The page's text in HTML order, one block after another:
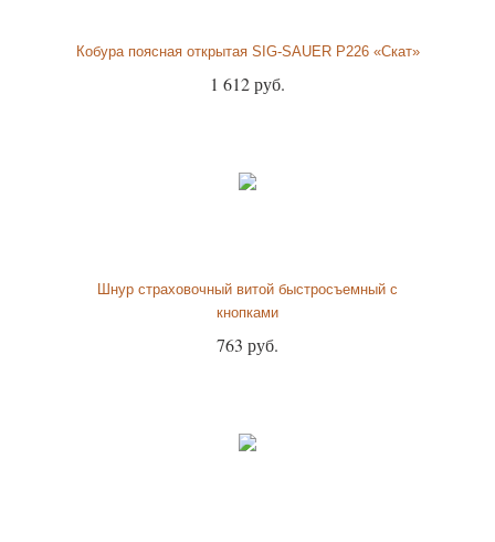
Кобура поясная открытая SIG-SAUER P226 «Скат»
1 612 руб.
Шнур страховочный витой быстросъемный с
кнопками
763 руб.